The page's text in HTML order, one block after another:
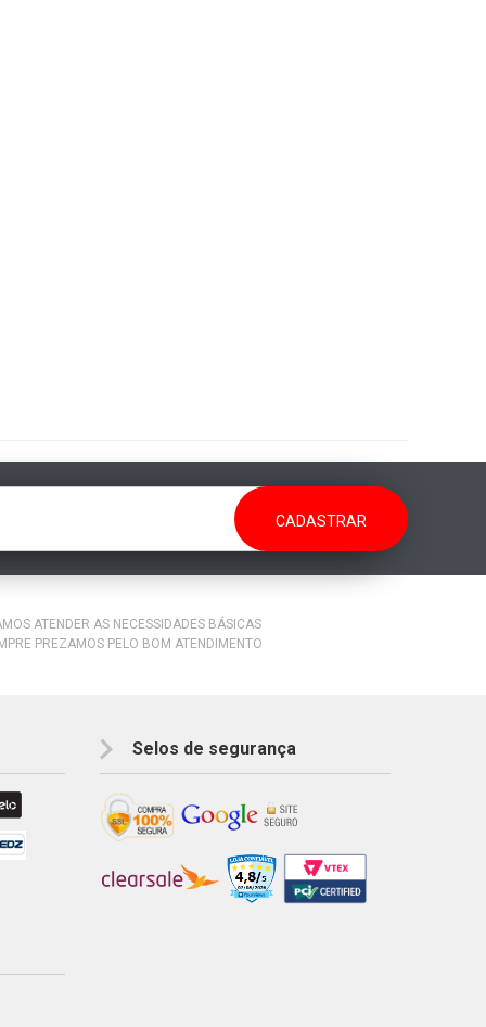
ATENDER AS NECESSIDADES BÁSICAS
PREZAMOS PELO BOM ATENDIMENTO
Selos de segurança